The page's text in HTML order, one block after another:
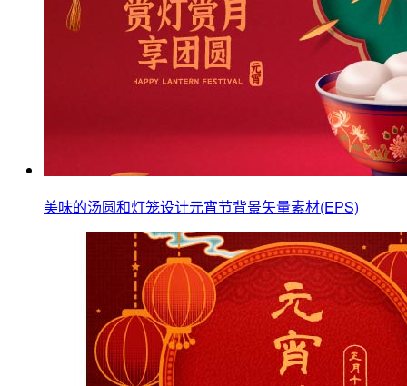
美味的汤圆和灯笼设计元宵节背景矢量素材(EPS)